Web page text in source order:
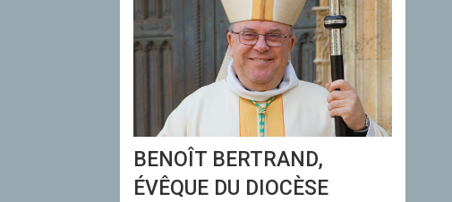
BENOÎT BERTRAND,
ÉVÊQUE DU DIOCÈSE